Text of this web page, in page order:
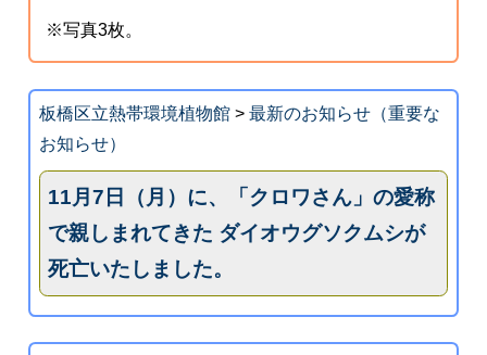
※写真3枚。
板橋区立熱帯環境植物館> 最新のお知らせ（重要な
お知らせ）
11月7日（月）に、「クロワさん」の愛称
で親しまれてきた ダイオウグソクムシが
死亡いたしました。